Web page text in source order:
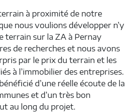
à proximité de notre
nous voulions développer n’y
terrain sur la ZA à Pernay
de recherches et nous avons
par le prix du terrain et les
à l’immobilier des entreprises.
d’une réelle écoute de la
et d’un très bon
au long du projet.